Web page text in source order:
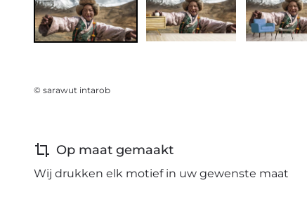
© sarawut intarob
Op maat gemaakt
Wij drukken elk motief in uw gewenste maat